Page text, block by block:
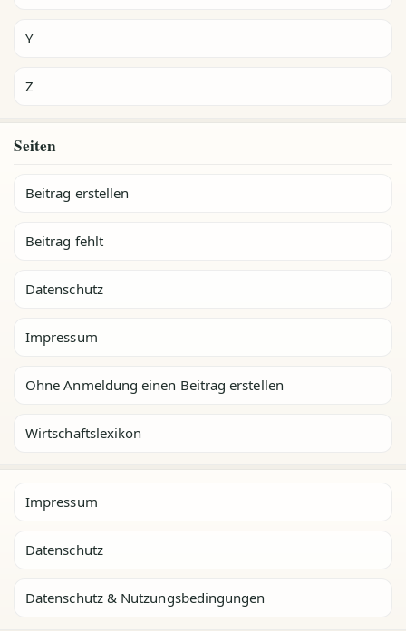
Y
Z
Seiten
Beitrag erstellen
Beitrag fehlt
Datenschutz
Impressum
Ohne Anmeldung einen Beitrag erstellen
Wirtschaftslexikon
Impressum
Datenschutz
Datenschutz & Nutzungsbedingungen